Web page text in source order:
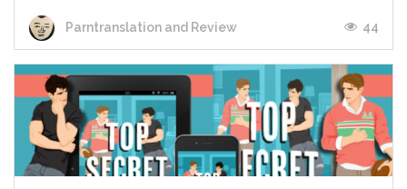
Parntranslation and Review 44